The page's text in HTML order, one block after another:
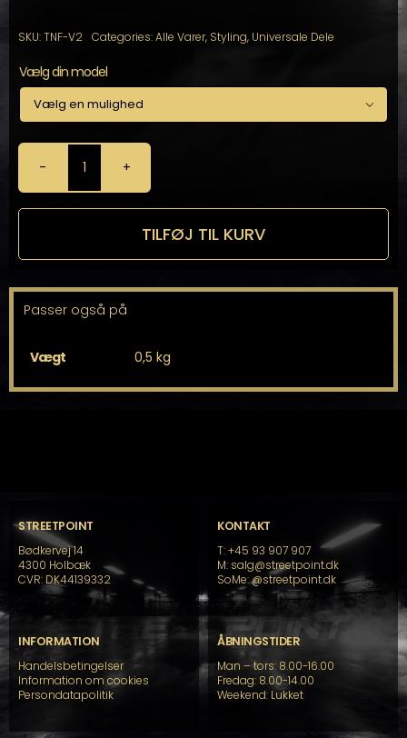
SKU:TNF-V2 Categories:Alle Varer, Styling, Universale Dele
Vælg din model

Twist
'N'
Fix
RS
Nummerpladeholder
antal
TILFØJ TIL KURV
Passer også på
Vægt 0,5 kg
STREETPOINT
Bødkervej 14
4300 Holbæk
CVR: DK44139332
KONTAKT
T: +45 93 907 907
M: salg@streetpoint.dk
SoMe:@streetpoint.dk
INFORMATION
Handelsbetingelser
Information om cookies
Persondatapolitik
ÅBNINGSTIDER
Man – tors: 8.00-16.00
Fredag: 8.00-14.00
Weekend: Lukket